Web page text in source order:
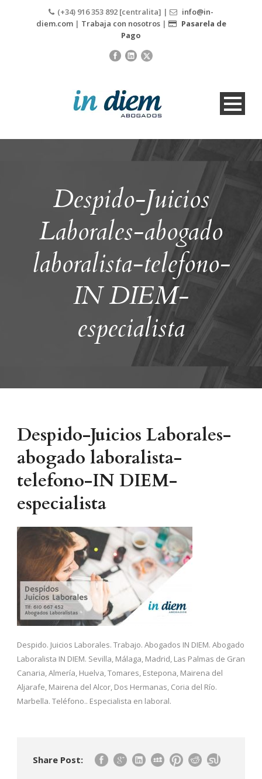
(+34) 916 353 892 [centralita] |
info@in-
diem.com| Trabaja con nosotros|
Pasarela de
Pago
Despido-Juicios
Laborales-abogado
laboralista-telefono-
IN DIEM-
especialista
Despido-Juicios Laborales-
abogado laboralista-
telefono-IN DIEM-
especialista
Despido. Juicios Laborales. Trabajo. Abogados IN DIEM. Abogado
Laboralista IN DIEM. Sevilla, Málaga, Madrid, Las Palmas de Gran
Canaria, Almería, Huelva, Tomares, Estepona, Mairena del
Aljarafe, Mairena del Alcor, Dos Hermanas, Coria del Río.
Marbella. Teléfono.. Especialista en laboral.
Share Post: